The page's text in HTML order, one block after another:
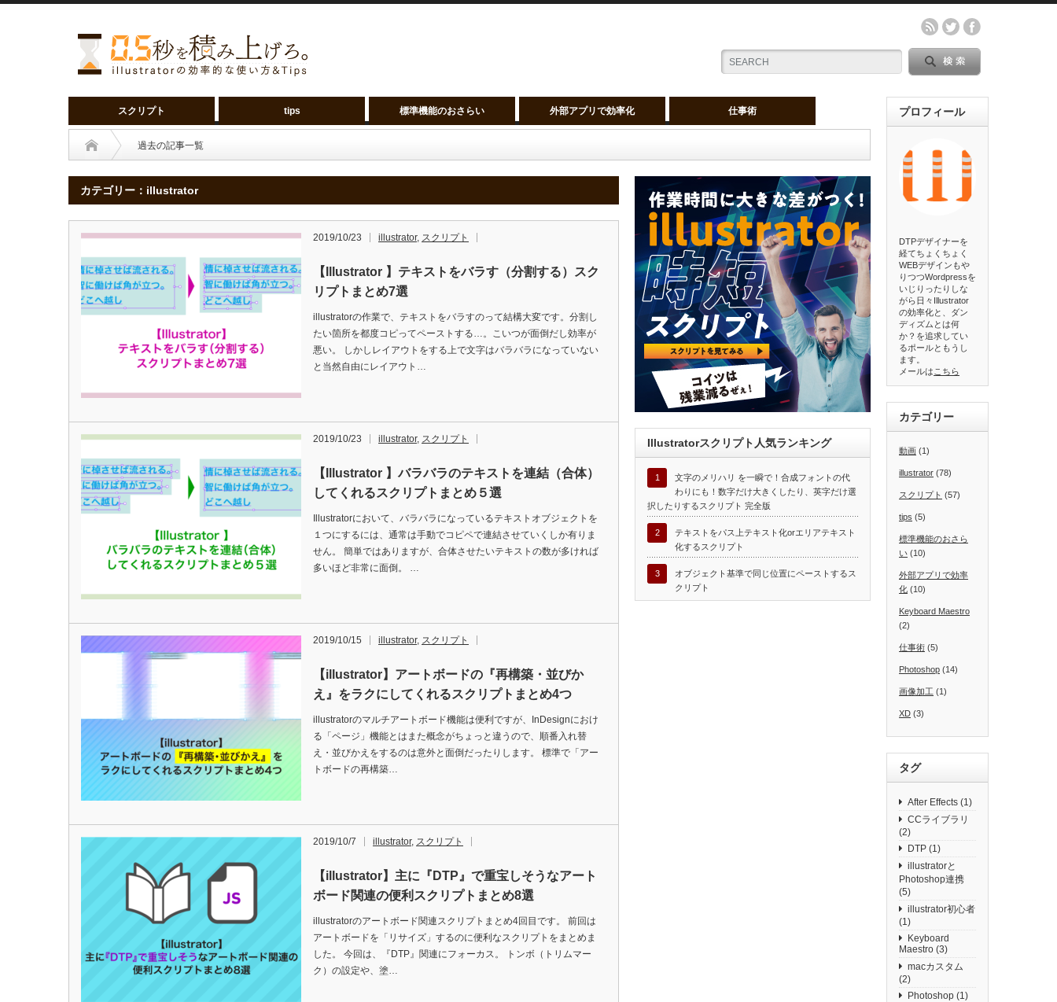
スクリプト tips 標準機能のおさらい 外部アプリで効率化 仕事術
過去の記事一覧
カテゴリー：illustrator
2019/10/23 illustrator, スクリプト
【Illustrator 】テキストをバラす（分割する）スク
リプトまとめ7選
illustratorの作業で、テキストをバラすのって結構大変です。分割し
たい箇所を都度コピってペーストする…。こいつが面倒だし効率が
悪い。 しかしレイアウトをする上で文字はバラバラになっていない
と当然自由にレイアウト…
2019/10/23 illustrator, スクリプト
【Illustrator 】バラバラのテキストを連結（合体）
してくれるスクリプトまとめ５選
Illustratorにおいて、バラバラになっているテキストオブジェクトを
１つにするには、通常は手動でコピペで連結させていくしか有りま
せん。 簡単ではありますが、合体させたいテキストの数が多ければ
多いほど非常に面倒。 …
2019/10/15 illustrator, スクリプト
【illustrator】アートボードの『再構築・並びか
え』をラクにしてくれるスクリプトまとめ4つ
illustratorのマルチアートボード機能は便利ですが、InDesignにおけ
る「ページ」機能とはまた概念がちょっと違うので、順番入れ替
え・並びかえをするのは意外と面倒だったりします。 標準で「アー
トボードの再構築…
2019/10/7 illustrator, スクリプト
【illustrator】主に『DTP』で重宝しそうなアート
ボード関連の便利スクリプトまとめ8選
illustratorのアートボード関連スクリプトまとめ4回目です。 前回は
アートボードを「リサイズ」するのに便利なスクリプトをまとめま
した。 今回は、『DTP』関連にフォーカス。 トンボ（トリムマー
ク）の設定や、塗…
Illustratorスクリプト人気ランキング
1
文字のメリハリ を一瞬で！合成フォントの代
わりにも！数字だけ大きくしたり、英字だけ選
択したりするスクリプト 完全版
2
テキストをパス上テキスト化orエリアテキスト
化するスクリプト
3
オブジェクト基準で同じ位置にペーストするス
クリプト
プロフィール
DTPデザイナーを
経てちょくちょく
WEBデザインもや
りつつWordpressを
いじりったりしな
がら日々Illustrator
の効率化と、ダン
ディズムとは何
か？を追求してい
るポールともうし
ます。
メールは こちら
カテゴリー
動画 (1)
illustrator (78)
スクリプト (57)
tips (5)
標準機能のおさら
い (10)
外部アプリで効率
化 (10)
Keyboard Maestro
(2)
仕事術 (5)
Photoshop (14)
画像加工 (1)
XD (3)
タグ
After Effects (1)
CCライブラリ
(2)
DTP (1)
illustratorと
Photoshop連携
(5)
illustrator初心者
(1)
Keyboard
Maestro (3)
macカスタム
(2)
Photoshop (1)